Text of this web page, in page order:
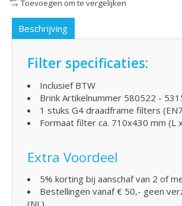
Toevoegen om te vergelijken
Beschrijving
Filter specificaties:
Inclusief BTW
Brink Artikelnummer 580522 -
1 stuks G4 draadframe filters
Formaat filter ca. 710x430 mm (L
Extra Voordeel
5% korting bij aanschaf van 2 of
Bestellingen vanaf € 50,- geen